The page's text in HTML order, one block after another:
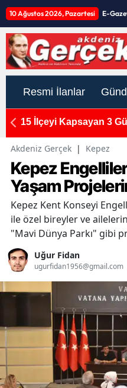
10 Ağustos 2026, Pazartesi E-
Resmi İlanlar
15 İlçeyi Kapsayan 3
Akdeniz Gerçek | Kepez
Kepez
Yaşam
Kepez Kent Konseyi
ile özel bireyler ve
"Mavi Dünya Parkı" gibi
Uğur Fidan
ugurfidan1956@gmail.com